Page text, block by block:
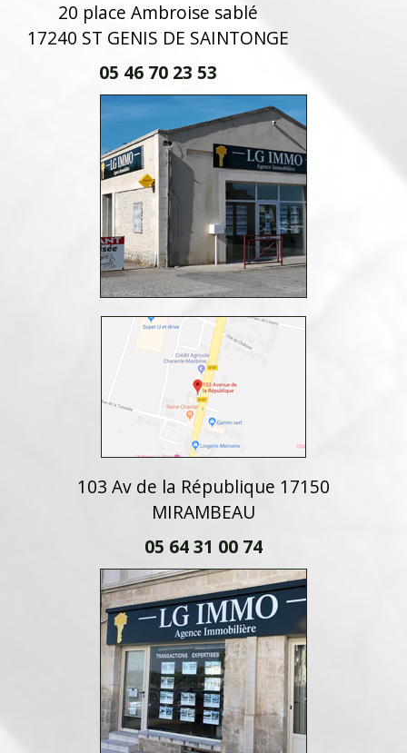
20 place Ambroise sablé
17240 ST GENIS DE SAINTONGE
05 46 70 23 53
103 Av de la République 17150
MIRAMBEAU
05 64 31 00 74